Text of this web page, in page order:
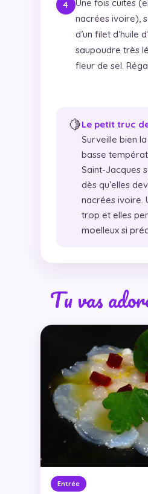
Une fois cuites
nacrées ivoire),
d’un filet d’huile
saupoudre très
fleur de sel.
🍋Le petit truc
Surveille bien
basse
Saint-Jacques
dès qu’elles
nacrées ivoire.
trop et elles
moelleux si
Tu vas
Entrée